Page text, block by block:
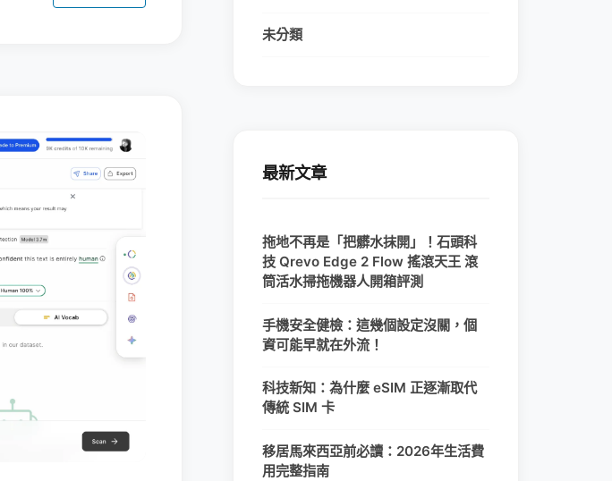
未分類
最新文章
拖地不再是「把髒水抹開」！石頭科
技 Qrevo Edge 2 Flow 搖滾天王 滾
筒活水掃拖機器人開箱評測
手機安全健檢：這幾個設定沒關，個
資可能早就在外流！
科技新知：為什麼 eSIM 正逐漸取代
傳統 SIM 卡
移居馬來西亞前必讀：2026年生活費
用完整指南